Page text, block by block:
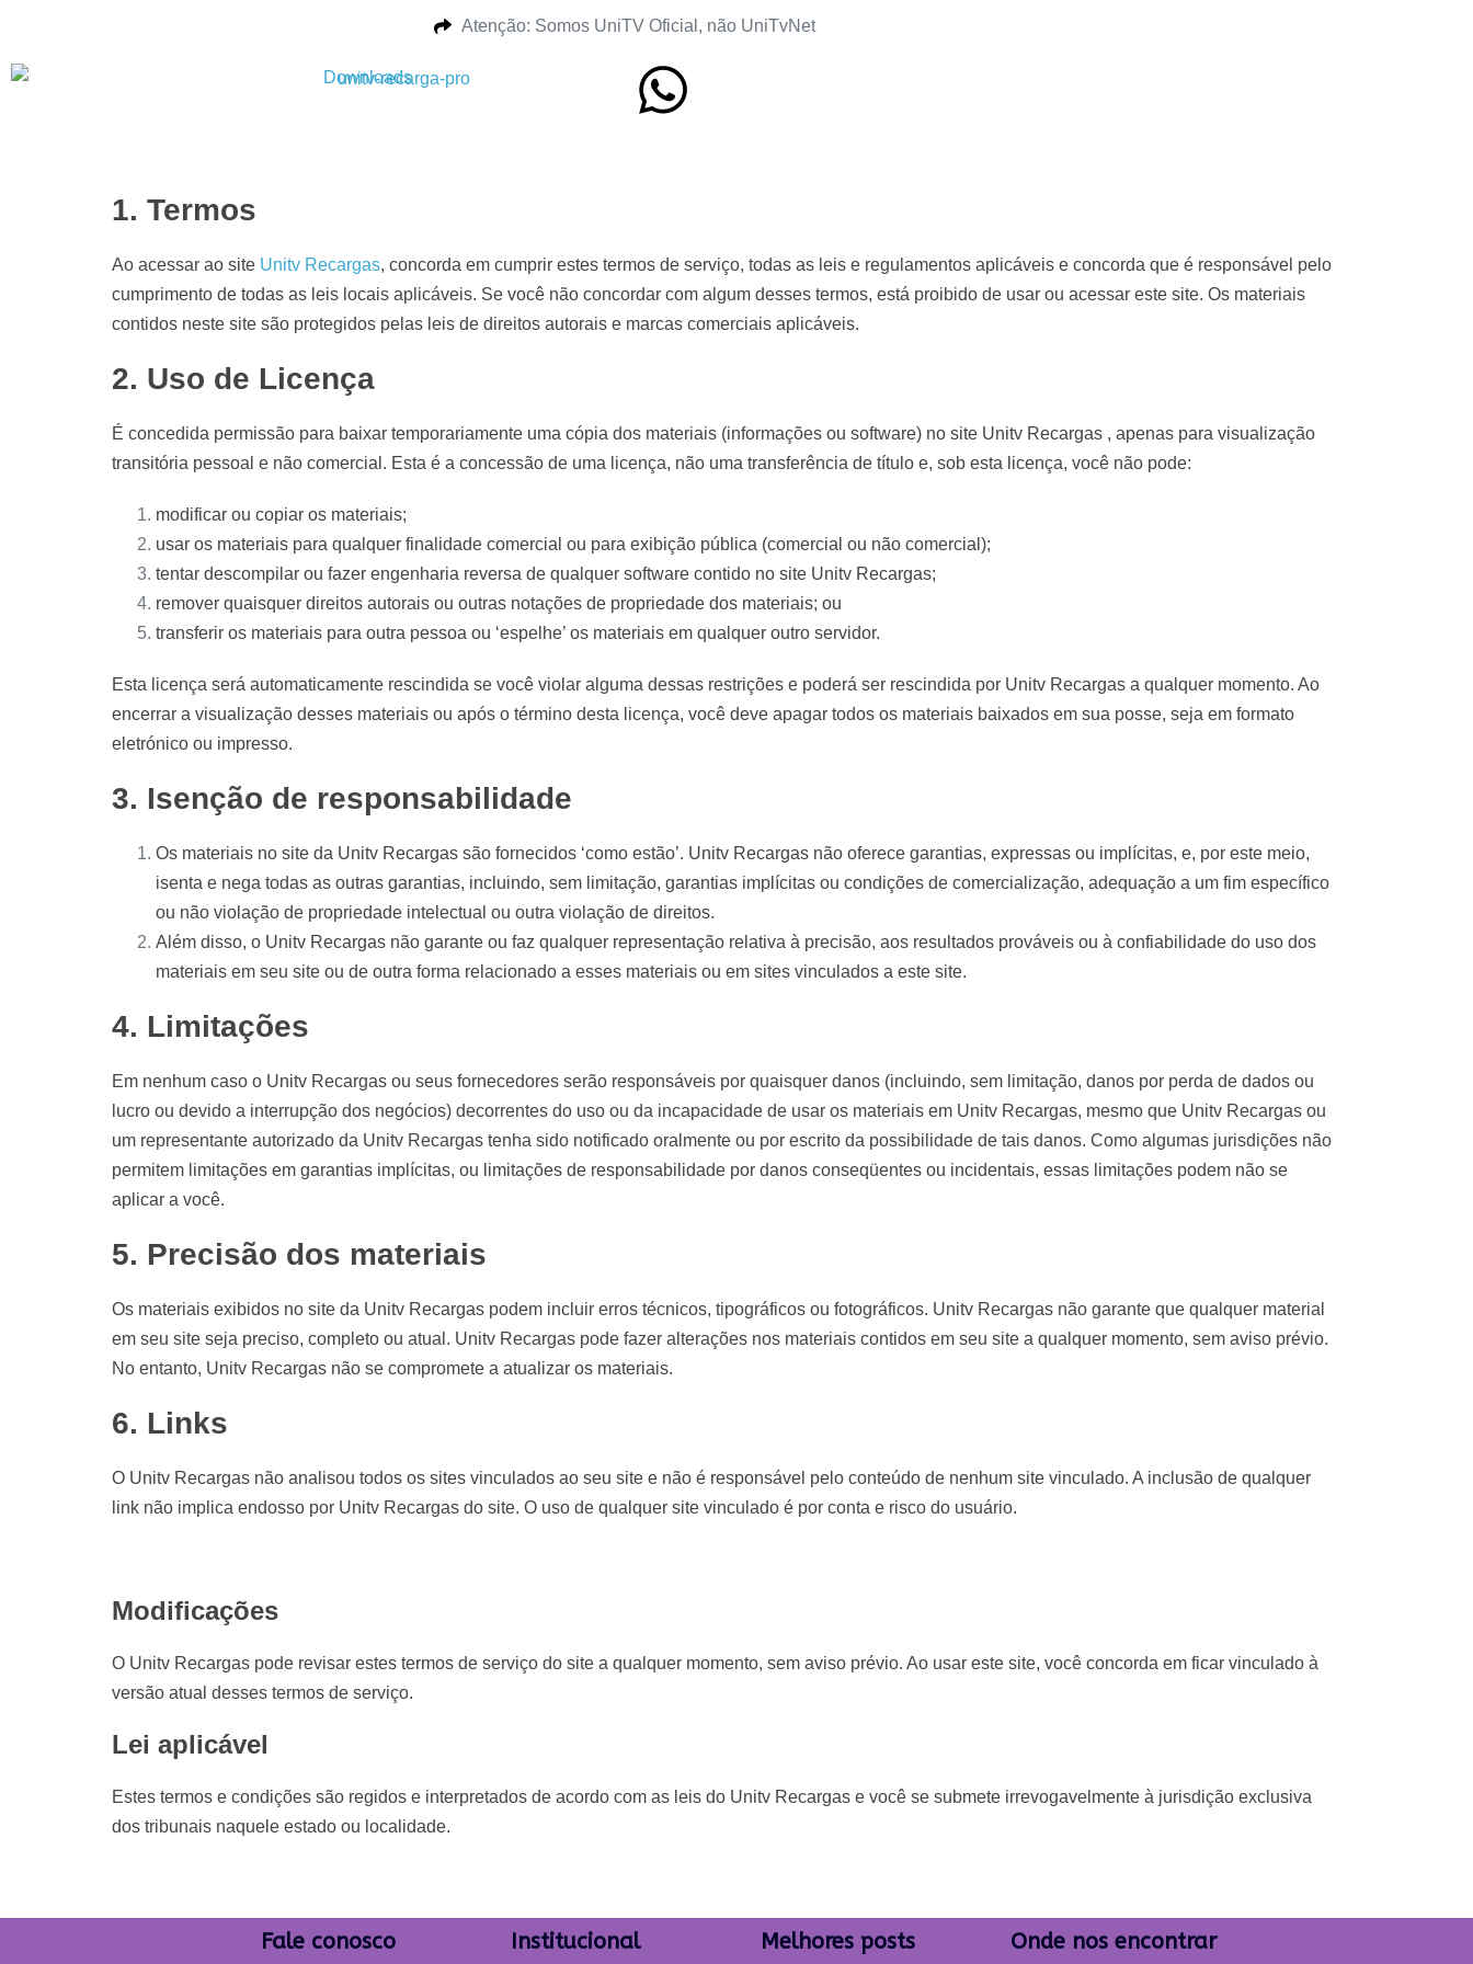
Atenção: Somos UniTV Oficial, não UniTvNet
Downloads
1. Termos
Ao acessar ao site Unitv Recargas, concorda em cumprir estes termos de serviço, todas as leis e regulamentos aplicáveis ​​e concorda que é responsável pelo
cumprimento de todas as leis locais aplicáveis. Se você não concordar com algum desses termos, está proibido de usar ou acessar este site. Os materiais
contidos neste site são protegidos pelas leis de direitos autorais e marcas comerciais aplicáveis.
2. Uso de Licença
É concedida permissão para baixar temporariamente uma cópia dos materiais (informações ou software) no site Unitv Recargas , apenas para visualização
transitória pessoal e não comercial. Esta é a concessão de uma licença, não uma transferência de título e, sob esta licença, você não pode:
modificar ou copiar os materiais;
usar os materiais para qualquer finalidade comercial ou para exibição pública (comercial ou não comercial);
tentar descompilar ou fazer engenharia reversa de qualquer software contido no site Unitv Recargas;
remover quaisquer direitos autorais ou outras notações de propriedade dos materiais; ou
transferir os materiais para outra pessoa ou ‘espelhe’ os materiais em qualquer outro servidor.
Esta licença será automaticamente rescindida se você violar alguma dessas restrições e poderá ser rescindida por Unitv Recargas a qualquer momento. Ao
encerrar a visualização desses materiais ou após o término desta licença, você deve apagar todos os materiais baixados em sua posse, seja em formato
eletrónico ou impresso.
3. Isenção de responsabilidade
Os materiais no site da Unitv Recargas são fornecidos ‘como estão’. Unitv Recargas não oferece garantias, expressas ou implícitas, e, por este meio,
isenta e nega todas as outras garantias, incluindo, sem limitação, garantias implícitas ou condições de comercialização, adequação a um fim específico
ou não violação de propriedade intelectual ou outra violação de direitos.
Além disso, o Unitv Recargas não garante ou faz qualquer representação relativa à precisão, aos resultados prováveis ​​ou à confiabilidade do uso dos
materiais em seu site ou de outra forma relacionado a esses materiais ou em sites vinculados a este site.
4. Limitações
Em nenhum caso o Unitv Recargas ou seus fornecedores serão responsáveis ​​por quaisquer danos (incluindo, sem limitação, danos por perda de dados ou
lucro ou devido a interrupção dos negócios) decorrentes do uso ou da incapacidade de usar os materiais em Unitv Recargas, mesmo que Unitv Recargas ou
um representante autorizado da Unitv Recargas tenha sido notificado oralmente ou por escrito da possibilidade de tais danos. Como algumas jurisdições não
permitem limitações em garantias implícitas, ou limitações de responsabilidade por danos conseqüentes ou incidentais, essas limitações podem não se
aplicar a você.
5. Precisão dos materiais
Os materiais exibidos no site da Unitv Recargas podem incluir erros técnicos, tipográficos ou fotográficos. Unitv Recargas não garante que qualquer material
em seu site seja preciso, completo ou atual. Unitv Recargas pode fazer alterações nos materiais contidos em seu site a qualquer momento, sem aviso prévio.
No entanto, Unitv Recargas não se compromete a atualizar os materiais.
6. Links
O Unitv Recargas não analisou todos os sites vinculados ao seu site e não é responsável pelo conteúdo de nenhum site vinculado. A inclusão de qualquer
link não implica endosso por Unitv Recargas do site. O uso de qualquer site vinculado é por conta e risco do usuário.
Modificações
O Unitv Recargas pode revisar estes termos de serviço do site a qualquer momento, sem aviso prévio. Ao usar este site, você concorda em ficar vinculado à
versão atual desses termos de serviço.
Lei aplicável
Estes termos e condições são regidos e interpretados de acordo com as leis do Unitv Recargas e você se submete irrevogavelmente à jurisdição exclusiva
dos tribunais naquele estado ou localidade.
Fale conosco Institucional Melhores posts Onde nos encontrar